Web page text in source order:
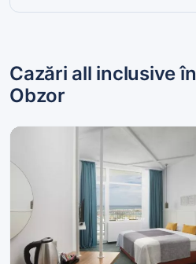
Cazări all inclusive în
Obzor